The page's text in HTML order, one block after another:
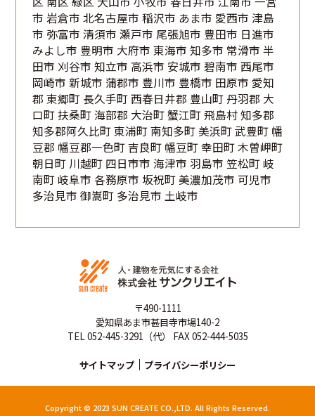
市 岩倉市 北名古屋市 稲沢市 あま市 愛西市 津島
市 弥富市 清須市 瀬戸市 尾張旭市 豊田市 日進市
みよし市 豊明市 大府市 東海市 知多市 常滑市 半
田市 刈谷市 知立市 高浜市 安城市 碧南市 西尾市
岡崎市 新城市 蒲郡市 豊川市 豊橋市 田原市 愛知
郡 東郷町 長久手町 西春日井郡 豊山町 丹羽郡 大
口町 扶桑町 海部郡 大治町 蟹江町 飛島村 知多郡
知多郡阿久比町 東浦町 南知多町 美浜町 武豊町 幡
豆郡 幡豆郡一色町 吉良町 幡豆町 幸田町 木曽岬町
朝日町 川越町 四日市市 海津市 羽島市 笠松町 岐
南町 岐阜市 各務原市 坂祝町 美濃加茂市 可児市
多治見市 御嵩町 多治見市 土岐市
〒490-1111
愛知県あま市甚目寺市場140-2
TEL 052-445-3291（代） FAX 052-444-5035
サイトマップ プライバシーポリシー
Copyright © 2023 SUN CREATE CO.,LTD. All Rights Reserved.